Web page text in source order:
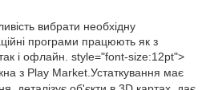
вибрати необхідну
програми працюють як з
і офлайн. style="font-size:12pt">
з Play Market. Устаткування має